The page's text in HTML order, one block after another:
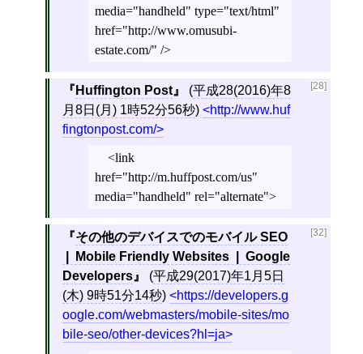
media="handheld" type="text/html"
href="http://www.omusubi-
estate.com/" />
[28]
Huffington Post (平成28(2016)年8
月8日(月) 1時52分56秒)
http://www.huf
fingtonpost.com/
<link
href="http://m.huffpost.com/us"
media="handheld" rel="alternate">
[32]
その他のデバイスでのモバイル SEO
| Mobile Friendly Websites | Google
Developers
(平成29(2017)年1月5日
(木) 9時51分14秒)
https://developers.g
oogle.com/webmasters/mobile-sites/mo
bile-seo/other-devices?hl=ja